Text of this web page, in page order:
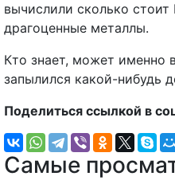
вычислили сколько
драгоценные металлы.
Кто знает, может именно
запылился какой-нибудь
Поделиться ссылкой в
Самые